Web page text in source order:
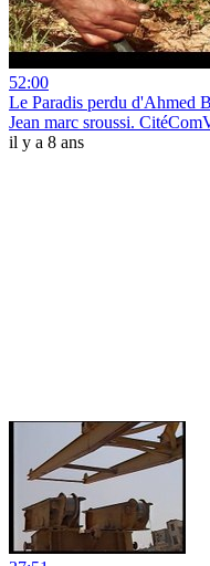
52:00
Le Paradis perdu d'Ahmed B
Jean marc sroussi.
il y a 8 ans